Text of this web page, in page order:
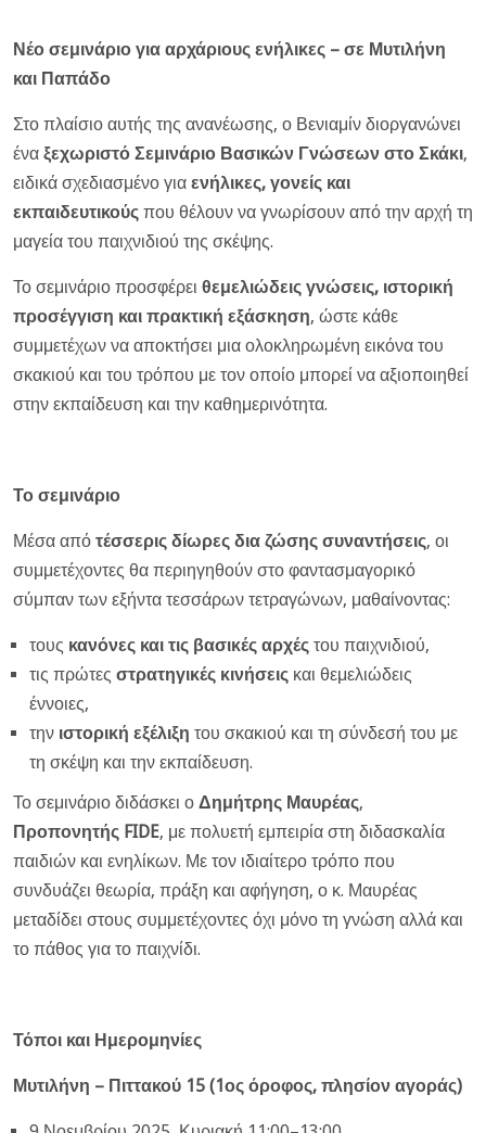
Νέο σεμινάριο για αρχάριους ενήλικες – σε Μυτιλήνη
και Παπάδο
Στο πλαίσιο αυτής της ανανέωσης, ο Βενιαμίν διοργανώνει
ένα ξεχωριστό Σεμινάριο Βασικών Γνώσεων στο Σκάκι,
ειδικά σχεδιασμένο για ενήλικες, γονείς και
εκπαιδευτικούςπου θέλουν να γνωρίσουν από την αρχή τη
μαγεία του παιχνιδιού της σκέψης.
Το σεμινάριο προσφέρει θεμελιώδεις γνώσεις, ιστορική
προσέγγιση και πρακτική εξάσκηση, ώστε κάθε
συμμετέχων να αποκτήσει μια ολοκληρωμένη εικόνα του
σκακιού και του τρόπου με τον οποίο μπορεί να αξιοποιηθεί
στην εκπαίδευση και την καθημερινότητα.
Το σεμινάριο
Μέσα από τέσσερις δίωρες δια ζώσης συναντήσεις, οι
συμμετέχοντες θα περιηγηθούν στο φαντασμαγορικό
σύμπαν των εξήντα τεσσάρων τετραγώνων, μαθαίνοντας:
τους κανόνες και τις βασικές αρχέςτου παιχνιδιού,
τις πρώτες στρατηγικές κινήσειςκαι θεμελιώδεις
έννοιες,
την ιστορική εξέλιξη του σκακιού και τη σύνδεσή του με
τη σκέψη και την εκπαίδευση.
Το σεμινάριο διδάσκει ο Δημήτρης Μαυρέας,
Προπονητής FIDE, με πολυετή εμπειρία στη διδασκαλία
παιδιών και ενηλίκων. Με τον ιδιαίτερο τρόπο που
συνδυάζει θεωρία, πράξη και αφήγηση, ο κ. Μαυρέας
μεταδίδει στους συμμετέχοντες όχι μόνο τη γνώση αλλά και
το πάθος για το παιχνίδι.
Τόποι και Ημερομηνίες
Μυτιλήνη – Πιττακού 15 (1ος όροφος, πλησίον αγοράς)